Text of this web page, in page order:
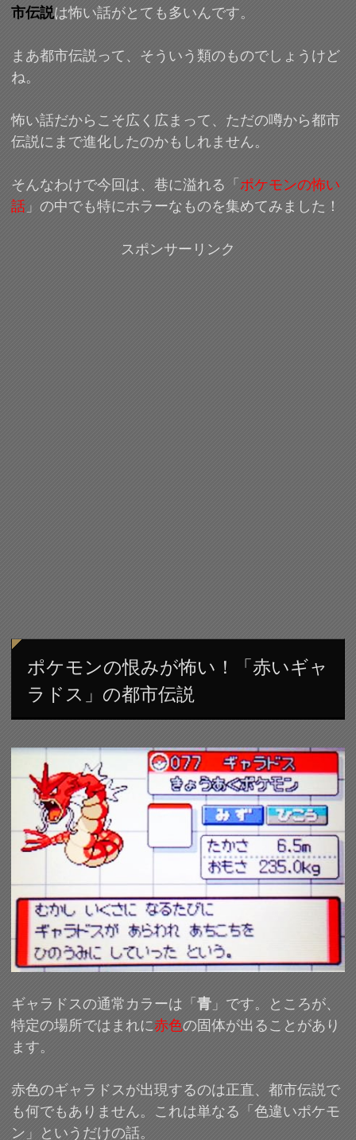
市伝説は怖い話がとても多いんです。
まあ都市伝説って、そういう類のものでしょうけど
ね。
怖い話だからこそ広く広まって、ただの噂から都市
伝説にまで進化したのかもしれません。
そんなわけで今回は、巷に溢れる「 ポケモンの怖い
話 」の中でも特にホラーなものを集めてみました！
スポンサーリンク
ポケモンの恨みが怖い！「赤いギャ
ラドス」の都市伝説
ギャラドスの通常カラーは「青 」です。ところが、
特定の場所ではまれに赤色の固体が出ることがあり
ます。
赤色のギャラドスが出現するのは正直、都市伝説で
も何でもありません。これは単なる「色違いポケモ
ン」というだけの話。